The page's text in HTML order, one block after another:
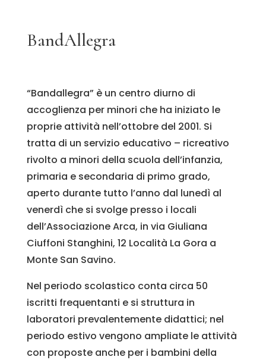
BandAllegra
“Bandallegra” è un centro diurno di
accoglienza per minori che ha iniziato le
proprie attività nell’ottobre del 2001. Si
tratta di un servizio educativo – ricreativo
rivolto a minori della scuola dell’infanzia,
primaria e secondaria di primo grado,
aperto durante tutto l’anno dal lunedì al
venerdì che si svolge presso i locali
dell’Associazione Arca, in via Giuliana
Ciuffoni Stanghini, 12 Località La Gora a
Monte San Savino.
Nel periodo scolastico conta circa 50
iscritti frequentanti e si struttura in
laboratori prevalentemente didattici; nel
periodo estivo vengono ampliate le attività
con proposte anche per i bambini della